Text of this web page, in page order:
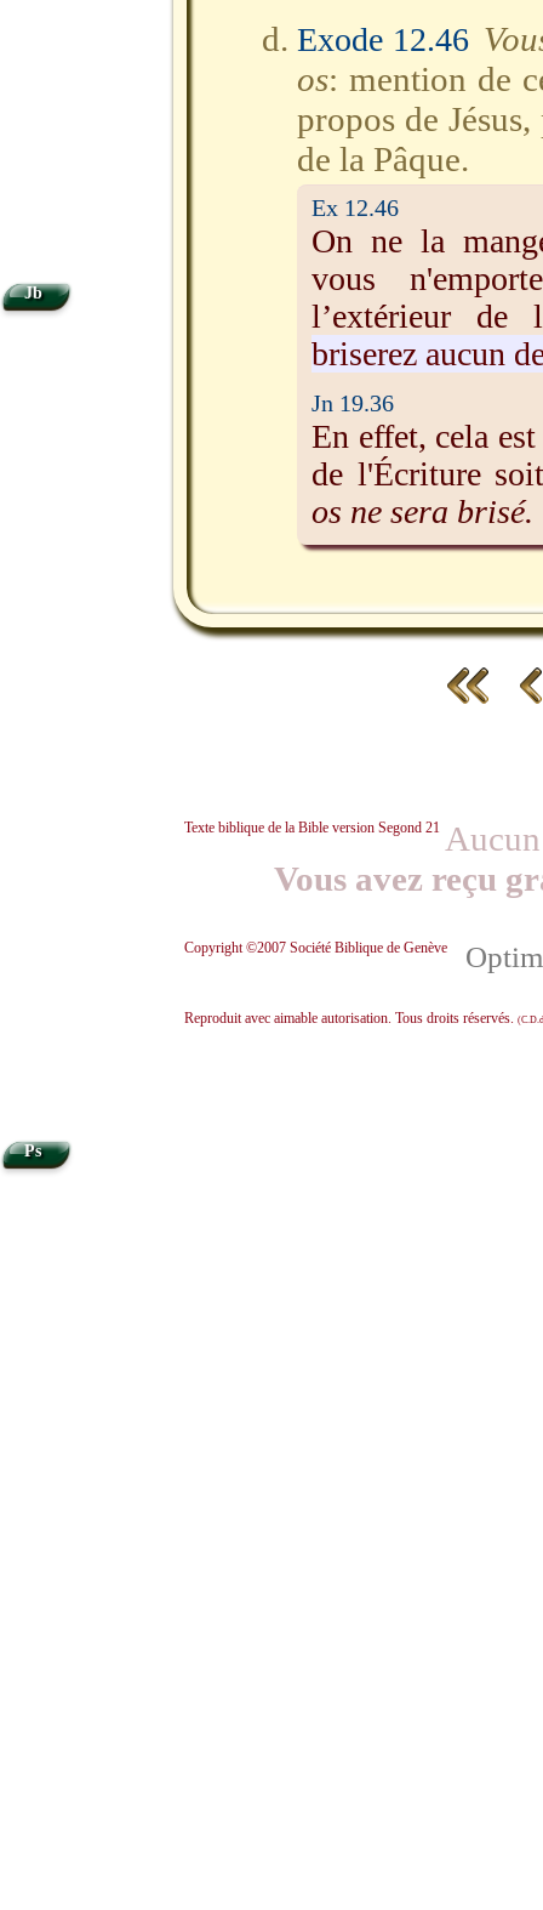
Exode 12.46
os: mention de
propos de
de la Pâque.
Ex 12.46
On ne la
vous
l’extérieur
briserez aucun
Jn 19.36
En effet, cela
de l'Écriture
os ne sera brisé.
Texte biblique de la Bible version Segond 21
Vous avez reçu
Copyright ©2007 Société Biblique de Genève
Reproduit avec aimable autorisation. Tous droits réservés.
Jb
Ps